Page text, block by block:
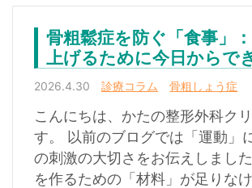
骨粗鬆症を防ぐ「食事」
上げるために今日からで
2026.4.30 診療コラム 骨粗しょう症
こんにちは、かたの整形外科ク
す。 以前のブログでは「運動」
の刺激の大切さをお伝えしまし
を作るための「材料」が足りな